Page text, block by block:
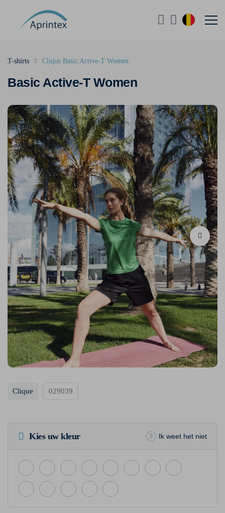
Basic Active-T Women
T-shirts Clique Basic Active-T Women
Clique 029039
Kies uw kleur Ik weet het niet